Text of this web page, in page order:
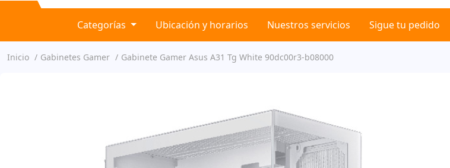
Categorías Ubicación y horarios Nuestros servicios Sigue tu pedido
Inicio Gabinetes Gamer Gabinete Gamer Asus A31 Tg White 90dc00r3-b08000